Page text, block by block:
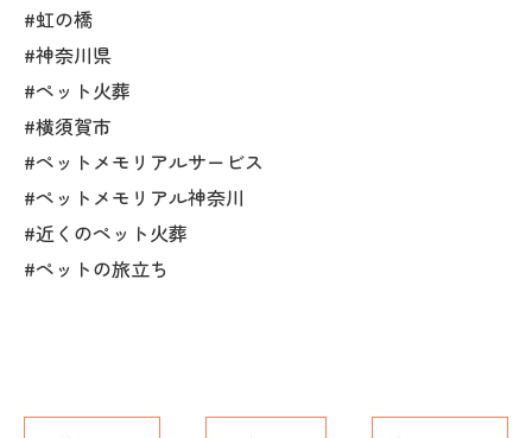
#虹の橋
#神奈川県
#ペット火葬
#横須賀市
#ペットメモリアルサービス
#ペットメモリアル神奈川
#近くのペット火葬
#ペットの旅立ち